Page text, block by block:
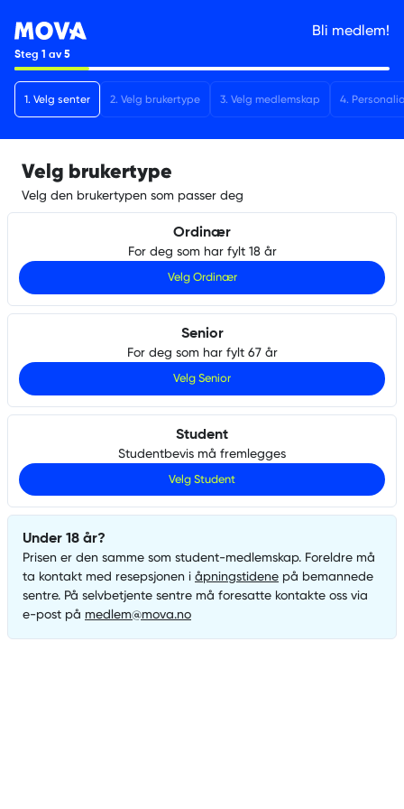
Bli medlem!
Steg 1 av5
1. Velg senter 2. Velg brukertype 3. Velg medlemskap 4.
Velg brukertype
Velg den brukertypen som passer deg
Ordinær
For deg som har fylt 18 år
Velg Ordinær
Senior
For deg som har fylt 67 år
Velg Senior
Student
Studentbevis må fremlegges
Velg Student
Under 18 år?
Prisen er den samme som student-medlemskap. Foreldre må
ta kontakt med resepsjonen i åpningstidene på bemannede
sentre. På selvbetjente sentre må foresatte kontakte oss via
e-post på medlem@mova.no